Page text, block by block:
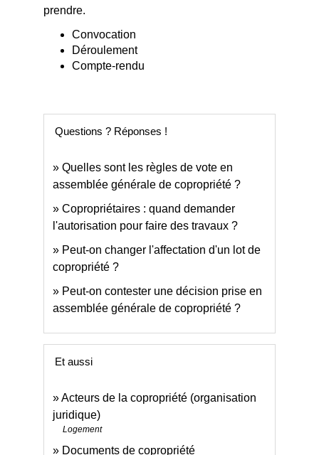
prendre.
Convocation
Déroulement
Compte-rendu
Questions ? Réponses !
Quelles sont les règles de vote en
assemblée générale de copropriété ?
Copropriétaires : quand demander
l'autorisation pour faire des travaux ?
Peut-on changer l'affectation d'un lot de
copropriété ?
Peut-on contester une décision prise en
assemblée générale de copropriété ?
Et aussi
Acteurs de la copropriété (organisation
juridique)
Logement
Documents de copropriété